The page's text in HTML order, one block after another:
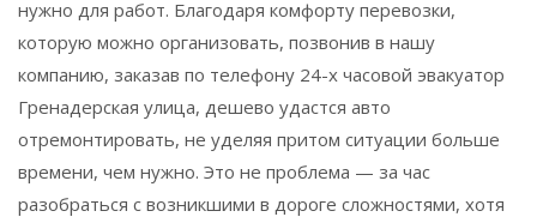
нужно для работ. Благодаря комфорту перевозки,
которую можно организовать, позвонив в нашу
компанию, заказав по телефону 24-х часовой эвакуатор
Гренадерская улица, дешево удастся авто
отремонтировать, не уделяя притом ситуации больше
времени, чем нужно. Это не проблема — за час
разобраться с возникшими в дороге сложностями, хотя